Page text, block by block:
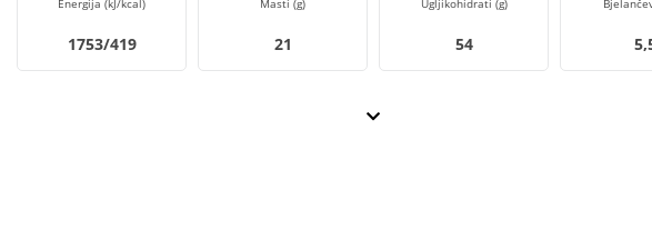
Energija (kJ/kcal)
1753/419
Masti (g)
21
Ugljikohidrati (g)
54